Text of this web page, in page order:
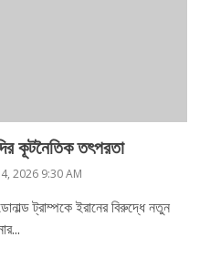
কূটনৈতিক তৎপরতা
2026 9:30 AM
ট্রাম্পকে ইরানের বিরুদ্ধে নতুন